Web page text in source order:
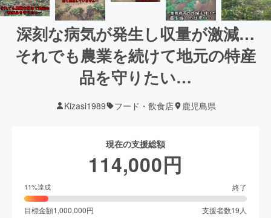
深刻な病気が発生し収量が激減…
それでも農業を続けて地元の特産
品を守りたい…
Kizasi1989 フード・飲食店 鹿児島県
現在の支援総額
114,000円
11%達成 終了
目標金額1,000,000円 支援者数19 人